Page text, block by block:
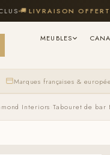
🚚LIVRAISON OFFERTE
MEUBLES
Marques françaises &
Interiors ›Tabouret de bar